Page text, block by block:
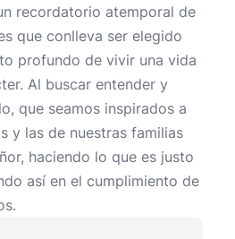
recordatorio atemporal de
que conlleva ser elegido
profundo de vivir una vida
Al buscar entender y
que seamos inspirados a
y las de nuestras familias
haciendo lo que es justo
así en el cumplimiento de